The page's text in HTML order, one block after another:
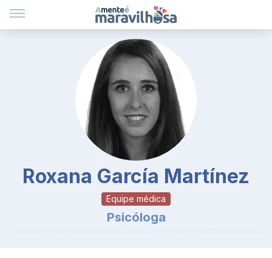
Roxana García Martínez
Equipe médica
Psicóloga